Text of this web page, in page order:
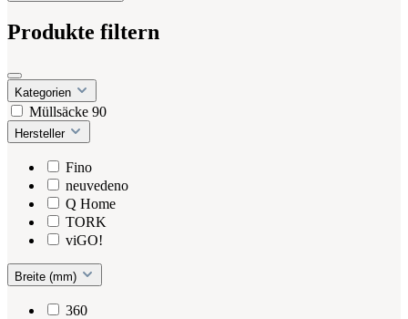
Produkte filtern
Kategorien
Müllsäcke 90
Hersteller
Fino
neuvedeno
Q Home
TORK
viGO!
Breite (mm)
360